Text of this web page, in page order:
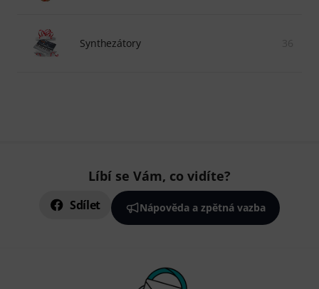
Synthezátory
Líbí se Vám, co vidíte?
Sdílet Nápověda a zpětná vazba